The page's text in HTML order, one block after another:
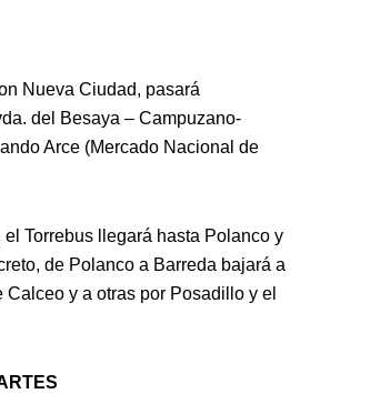
Nueva Ciudad, pasará
del Besaya – Campuzano-
Arce (Mercado Nacional de
Torrebus llegará hasta Polanco y
de Polanco a Barreda bajará a
y a otras por Posadillo y el